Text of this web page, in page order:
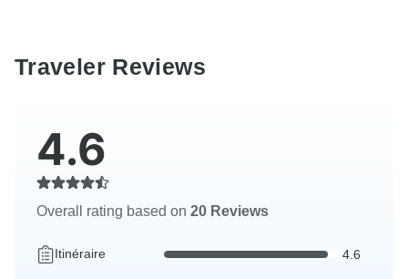
Traveler Reviews
4.6
Overall rating based on 20 Reviews
Itinéraire 4.6